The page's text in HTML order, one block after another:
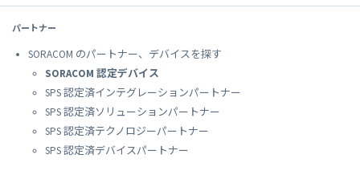
パートナー
SORACOM のパートナー、デバイスを探す
SORACOM 認定デバイス
SPS 認定済インテグレーションパートナー
SPS 認定済ソリューションパートナー
SPS 認定済テクノロジーパートナー
SPS 認定済デバイスパートナー